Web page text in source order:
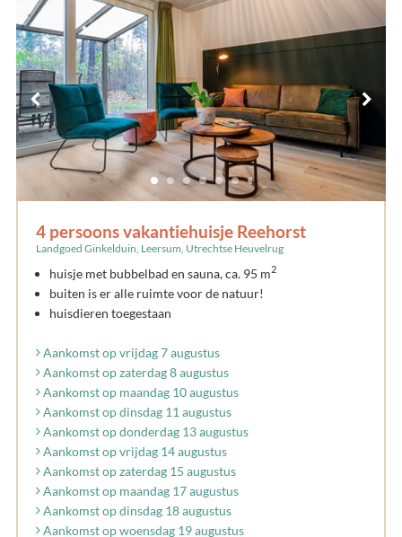
4 persoons vakantiehuisje Reehorst
Landgoed Ginkelduin, Leersum, Utrechtse Heuvelrug
huisje met bubbelbad en sauna, ca. 95 m2
buiten is er alle ruimte voor de natuur!
huisdieren toegestaan
Aankomst op vrijdag 7 augustus
Aankomst op zaterdag 8 augustus
Aankomst op maandag 10 augustus
Aankomst op dinsdag 11 augustus
Aankomst op donderdag 13 augustus
Aankomst op vrijdag 14 augustus
Aankomst op zaterdag 15 augustus
Aankomst op maandag 17 augustus
Aankomst op dinsdag 18 augustus
Aankomst op woensdag 19 augustus